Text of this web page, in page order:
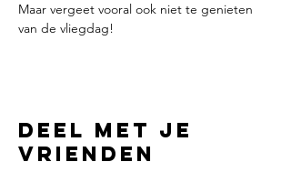
Maar vergeet vooral ook niet te genieten
van de vliegdag!
Deel met je
vrienden